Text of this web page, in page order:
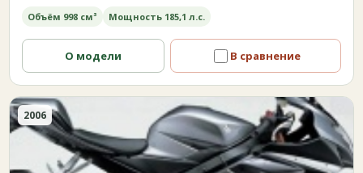
Объём 998 см³ Мощность 185,1 л.с.
О модели В сравнение
2006